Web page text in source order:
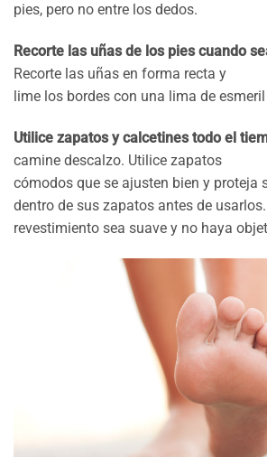
pies, pero no entre los dedos.
Recorte las uñas de los pies cuando
Recorte las uñas en forma recta y
lime los bordes con una lima de
Utilice zapatos y calcetines todo el
camine descalzo. Utilice zapatos
cómodos que se ajusten bien y proteja
dentro de sus zapatos antes de
revestimiento sea suave y no haya